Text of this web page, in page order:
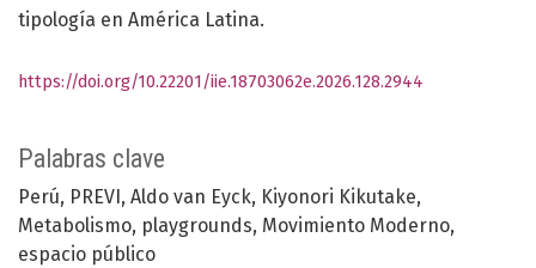
Palabras clave
Perú PREVI Aldo van Eyck Kiyonori Kikutake
Metabolismo playgrounds Movimiento Moderno
espacio público
tipología en América Latina.
https://doi.org/10.22201/iie.18703062e.2026.128.2944